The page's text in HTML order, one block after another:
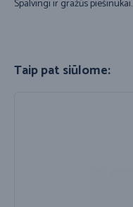
Spalvingi ir gražūs piešinukai.
Taip pat siūlome: